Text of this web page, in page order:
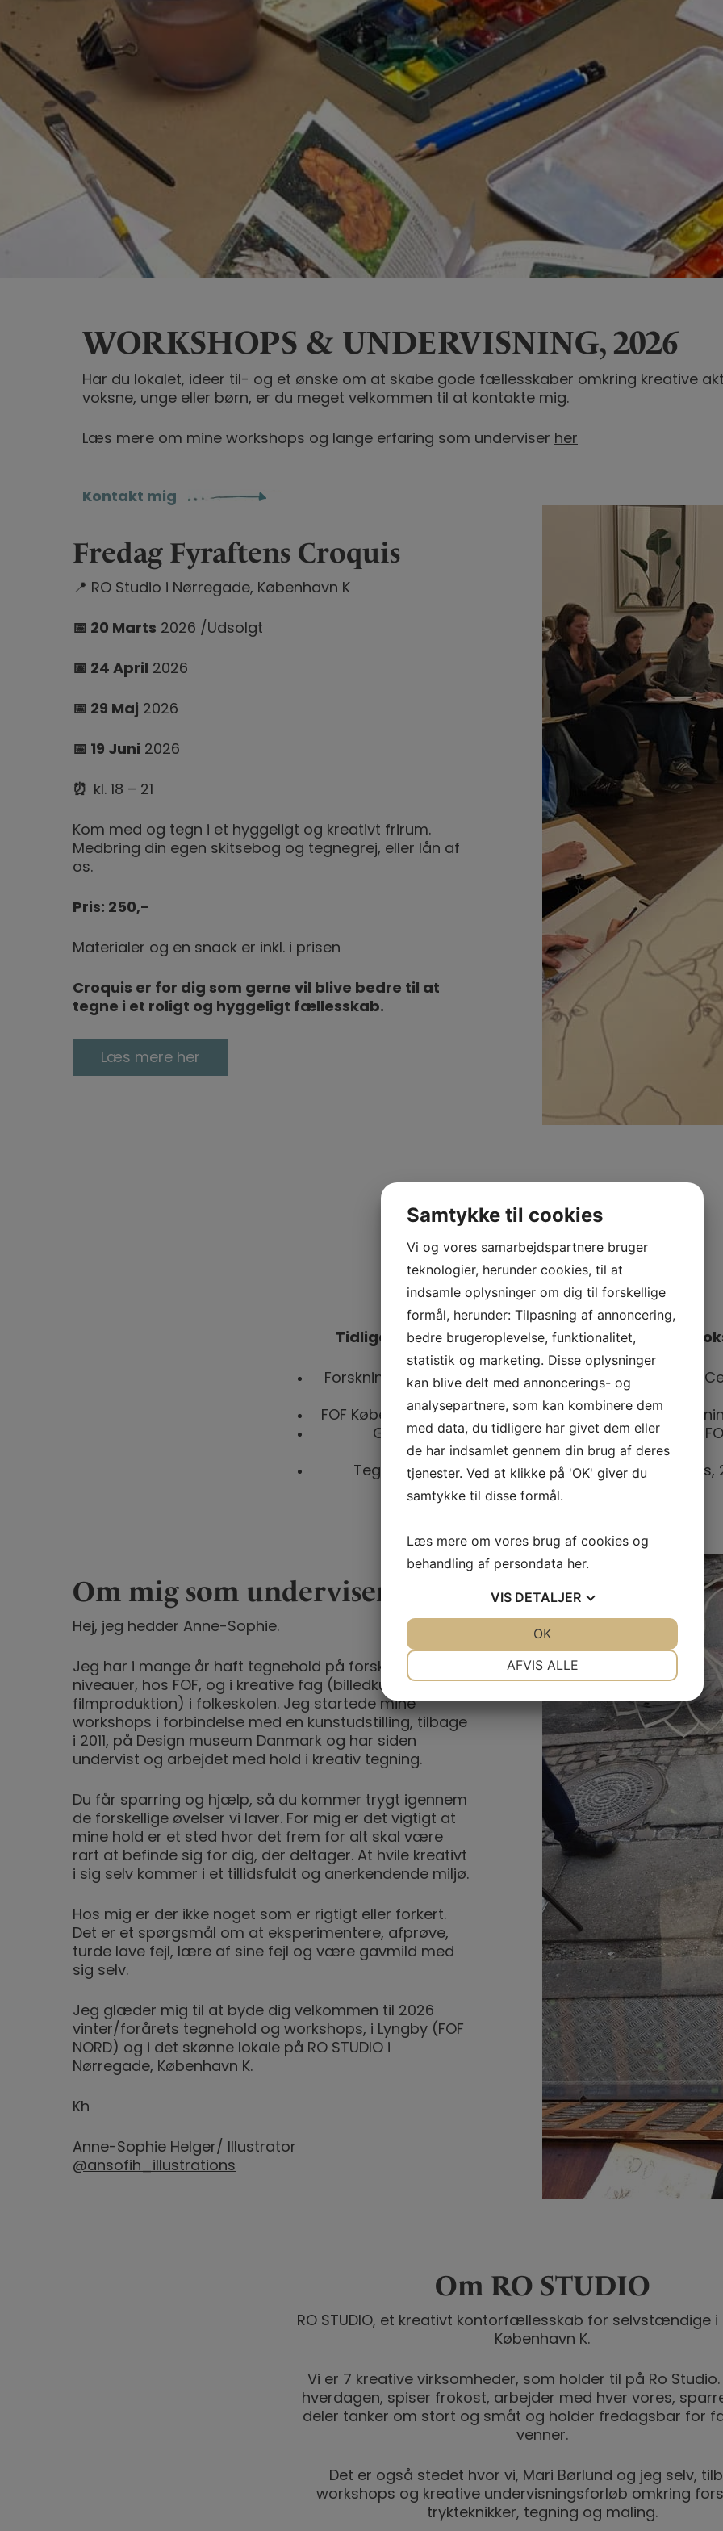
WORKSHOPS & UNDERVISNING, 2026
Har du lokalet, ideer til- og et ønske om at skabe gode fællesskaber omkring kreative
voksne, unge eller børn, er du meget velkommen til at kontakte mig.
Læs mere om mine workshops og lange erfaring som underviser her
Kontakt mig
Fredag Fyraftens Croquis
📍 RO Studio i Nørregade, København K
📅 20 Marts 2026 /Udsolgt
📅 24 April 2026
📅 29 Maj 2026
📅 19 Juni 2026
⏰ kl. 18 – 21
Kom med og tegn i et hyggeligt og kreativt frirum.
Medbring din egen skitsebog og tegnegrej, eller lån af
os.
Pris: 250,-
Materialer og en snack er inkl. i prisen
Croquis er for dig som gerne vil blive bedre til at
tegne i et roligt og hyggeligt fællesskab.
Læs mere her
Tidligere workshops og tegneundervisning for
Forskningens døgn. Grafisk formidling. Videnskab.dk/
faglig formidling, Århus Universitet. 2024
FOF Københavns Omegn, hold for voksne i kreativ
Grafisk formidling. Workshop for voksne. 2019.
Sommerhøjskole, Middelfart
Tegnværksteder, KAB Nørrebro. Familieworkshops,
Om mig som underviser
Hej, jeg hedder Anne-Sophie.
Jeg har i mange år haft tegnehold på forskellige
niveauer, hos FOF, og i kreative fag (billedkunst,
filmproduktion) i folkeskolen. Jeg startede mine
workshops i forbindelse med en kunstudstilling, tilbage
i 2011, på Design museum Danmark og har siden
undervist og arbejdet med hold i kreativ tegning.
Du får sparring og hjælp, så du kommer trygt igennem
de forskellige øvelser vi laver. For mig er det vigtigt at
mine hold er et sted hvor det frem for alt skal være
rart at befinde sig for dig, der deltager. At hvile kreativt
i sig selv kommer i et tillidsfuldt og anerkendende miljø.
Hos mig er der ikke noget som er rigtigt eller forkert.
Det er et spørgsmål om at eksperimentere, afprøve,
turde lave fejl, lære af sine fejl og være gavmild med
sig selv.
Jeg glæder mig til at byde dig velkommen til 2026
vinter/forårets tegnehold og workshops, i Lyngby (FOF
NORD) og i det skønne lokale på RO STUDIO i
Nørregade, København K.
Kh
Anne-Sophie Helger/ Illustrator
@ansofih_illustrations
Om RO STUDIO
RO STUDIO, et kreativt kontorfællesskab for selvstændige
København K.
Vi er 7 kreative virksomheder, som holder til på Ro Studio.
hverdagen, spiser frokost, arbejder med hver vores,
deler tanker om stort og småt og holder fredagsbar for
venner.
Det er også stedet hvor vi, Mari Børlund og jeg selv,
workshops og kreative undervisningsforløb omkring
trykteknikker, tegning og maling.
Samtykke til cookies
Vi og vores samarbejdspartnere bruger
teknologier, herunder cookies, til at
indsamle oplysninger om dig til forskellige
formål, herunder: Tilpasning af annoncering,
bedre brugeroplevelse, funktionalitet,
statistik og marketing. Disse oplysninger
kan blive delt med annoncerings- og
analysepartnere, som kan kombinere dem
med data, du tidligere har givet dem eller
de har indsamlet gennem din brug af deres
tjenester. Ved at klikke på 'OK' giver du
samtykke til disse formål.
Læs mere om vores brug af cookies og
behandling af persondata her.
VIS DETALJER
STATISTIK
AFVIS ALLE
OK